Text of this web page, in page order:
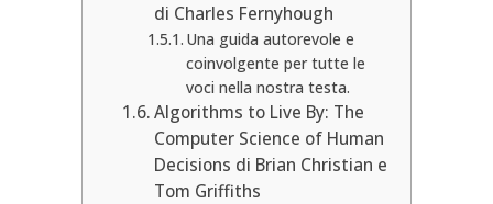
di Charles Fernyhough
Una guida autorevole e
coinvolgente per tutte le
voci nella nostra testa.
Algorithms to Live By: The
Computer Science of Human
Decisions di Brian Christian e
Tom Griffiths